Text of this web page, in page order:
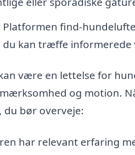
Platformen find-
kan træffe informerede
være en lettelse for
og motion.
bør overveje:
har relevant erfaring